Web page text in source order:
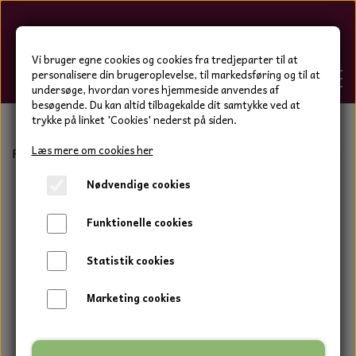
Hygge-Liv
FORSIDE
WEBSHOP
BOLIG OG HAVE
DUFTBLOKKE OG TILBEHØR
DUFT BLOKKE
VINDSPIL
HJEMMESKO OG TØJ
HJEMMESKO
RESTSALG
HJEMMESKO OG TØJ
HJEMMESKO
LÆDER BÆLTER - TASKER - CAPS
TERMOSTRØMPER LEGGINGS
Forside Bolig og have
Vi bruger egne cookies og cookies fra tredjeparter til at
personalisere din brugeroplevelse, til markedsføring og til at
undersøge, hvordan vores hjemmeside anvendes af
besøgende. Du kan altid tilbagekalde dit samtykke ved at
trykke på linket 'Cookies' nederst på siden.
Læs mere om cookies her
Nødvendige cookies
Funktionelle cookies
Statistik cookies
Marketing cookies